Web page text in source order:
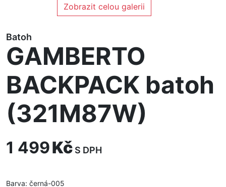
Zobrazit celou galerii
Batoh
GAMBERTO
BACKPACK batoh
(321M87W)
1 499Kč S DPH
Barva: černá-005